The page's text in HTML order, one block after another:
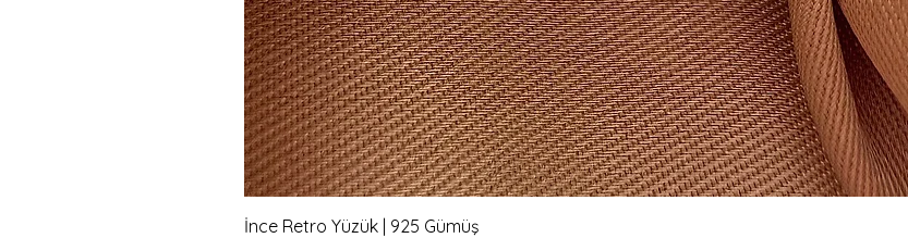
İnce Retro Yüzük | 925 Gümüş